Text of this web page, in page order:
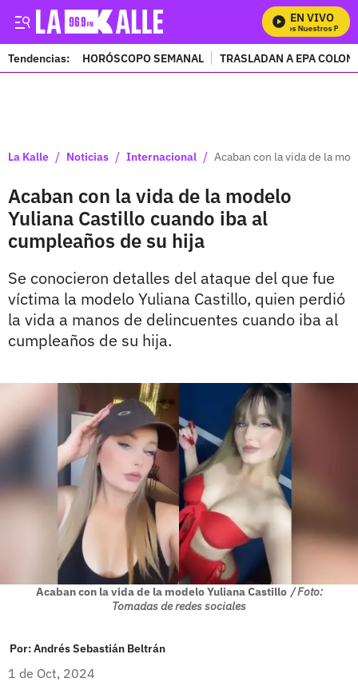
EN VIVO
Mira Todos Nuestros
Tendencias: HORÓSCOPO SEMANAL TRASLADAN A EPA
La Kalle / Noticias / Internacional / Acaban con la vida de la
Acaban con la vida de la modelo
Yuliana Castillo cuando iba al
cumpleaños de su hija
Se conocieron detalles del ataque del que fue
víctima la modelo Yuliana Castillo, quien perdió
la vida a manos de delincuentes cuando iba al
cumpleaños de su hija.
Acaban con la vida de la modelo Yuliana Castillo / Foto:
Tomadas de redes sociales
Por:Andrés Sebastián Beltrán
1 de Oct, 2024